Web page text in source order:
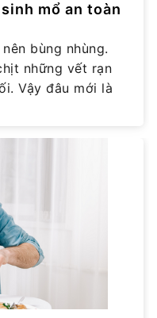
mổ an toàn
bùng nhùng.
những vết rạn
Vậy đâu mới là